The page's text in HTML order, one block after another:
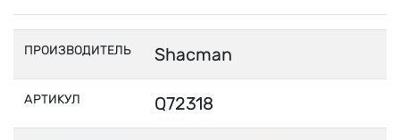
ПРОИЗВОДИТЕЛЬ Shacman
АРТИКУЛ Q72318